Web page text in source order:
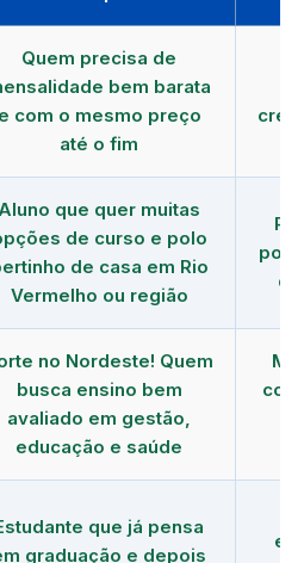
Quem precisa de
bem barata
e com o mesmo preço
até o fim
Aluno que quer muitas
de curso e polo
de casa em Rio
Vermelho ou região
no Nordeste! Quem
busca ensino bem
avaliado em gestão,
educação e saúde
que já pensa
graduação e depois